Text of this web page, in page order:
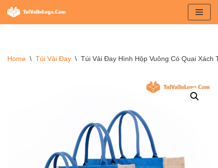
Chuyển
dung
Home \ Túi Vải Đay \ Túi Vải Đay Hình Hộp Vuông Có Quai Xách